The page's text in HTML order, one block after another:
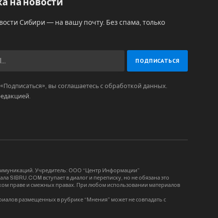
на новости
Сибири — на вашу почту. Без спама, только
вы соглашаетесь с обработкой данных.
.
Учредитель: ООО “Центр Информации”
SIBRU.COM вступает в диалог и переписку, но не обязана это
праве и смежных правах. При любом использовании материалов
размещенных в рубрике “Мнения” может не совпадать с